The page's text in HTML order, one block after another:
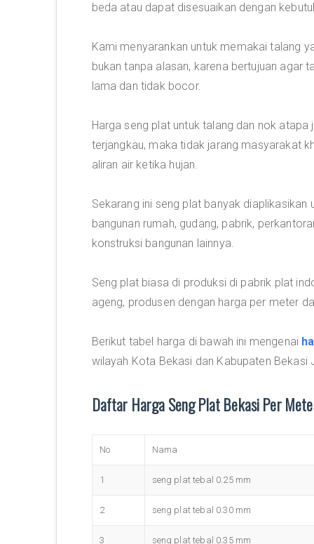
beda atau dapat disesuaikan dengan
Kami menyarankan untuk memakai talang
bukan tanpa alasan, karena bertujuan agar
lama dan tidak bocor.
Harga seng plat untuk talang dan nok
terjangkau, maka tidak jarang masyarakat
aliran air ketika hujan.
Sekarang ini seng plat banyak
bangunan rumah, gudang, pabrik,
konstruksi bangunan lainnya.
Seng plat biasa di produksi di pabrik plat
ageng, produsen dengan harga per meter
Berikut tabel harga di bawah ini mengenai
wilayah Kota Bekasi dan Kabupaten Bekasi
Daftar Harga Seng Plat Bekasi Per
No Nama
1 seng plat tebal 0.25 mm
2 seng plat tebal 0.30 mm
3 seng plat tebal 0.35 mm